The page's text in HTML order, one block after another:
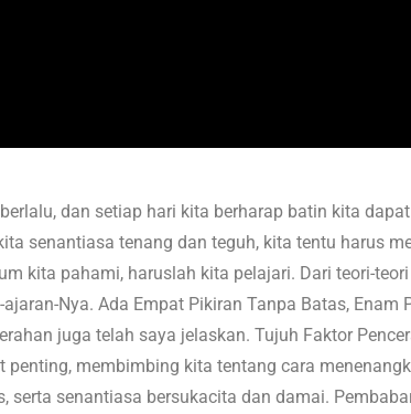
dan setiap hari kita berharap batin kita
senantiasa tenang dan teguh, kita tentu harus
kita pahami, haruslah kita pelajari. Dari teori-
Nya. Ada Empat Pikiran Tanpa Batas,
juga telah saya jelaskan. Tujuh Faktor
penting, membimbing kita tentang cara
serta senantiasa bersukacita dan damai.